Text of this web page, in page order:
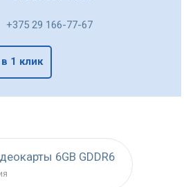
+375 29 166-77-67
1 клик
6GB GDDR6